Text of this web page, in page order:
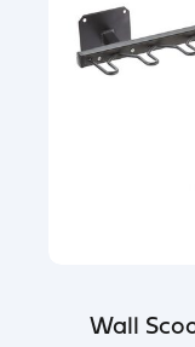
Wall